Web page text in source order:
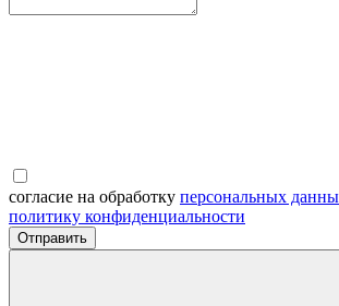
согласие на обработку персональных
политику конфиденциальности
Отправить